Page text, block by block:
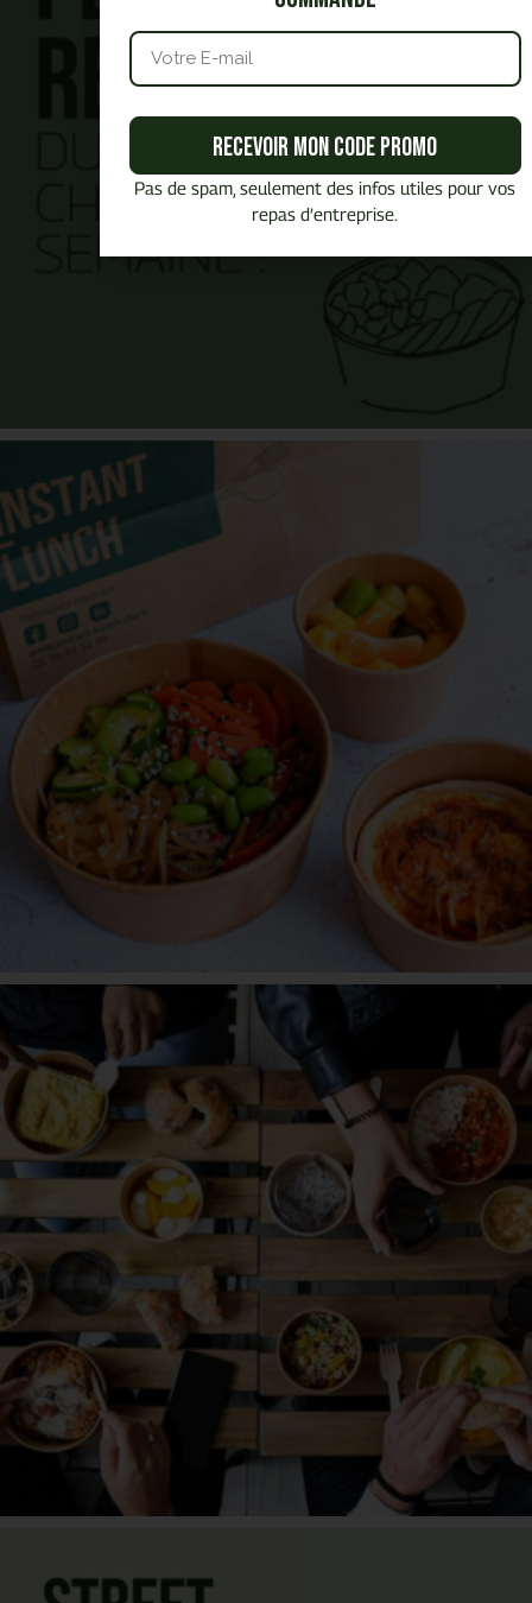
Recevoir mon code promo
Pas de spam, seulement des infos utiles pour vos
repas d’entreprise.